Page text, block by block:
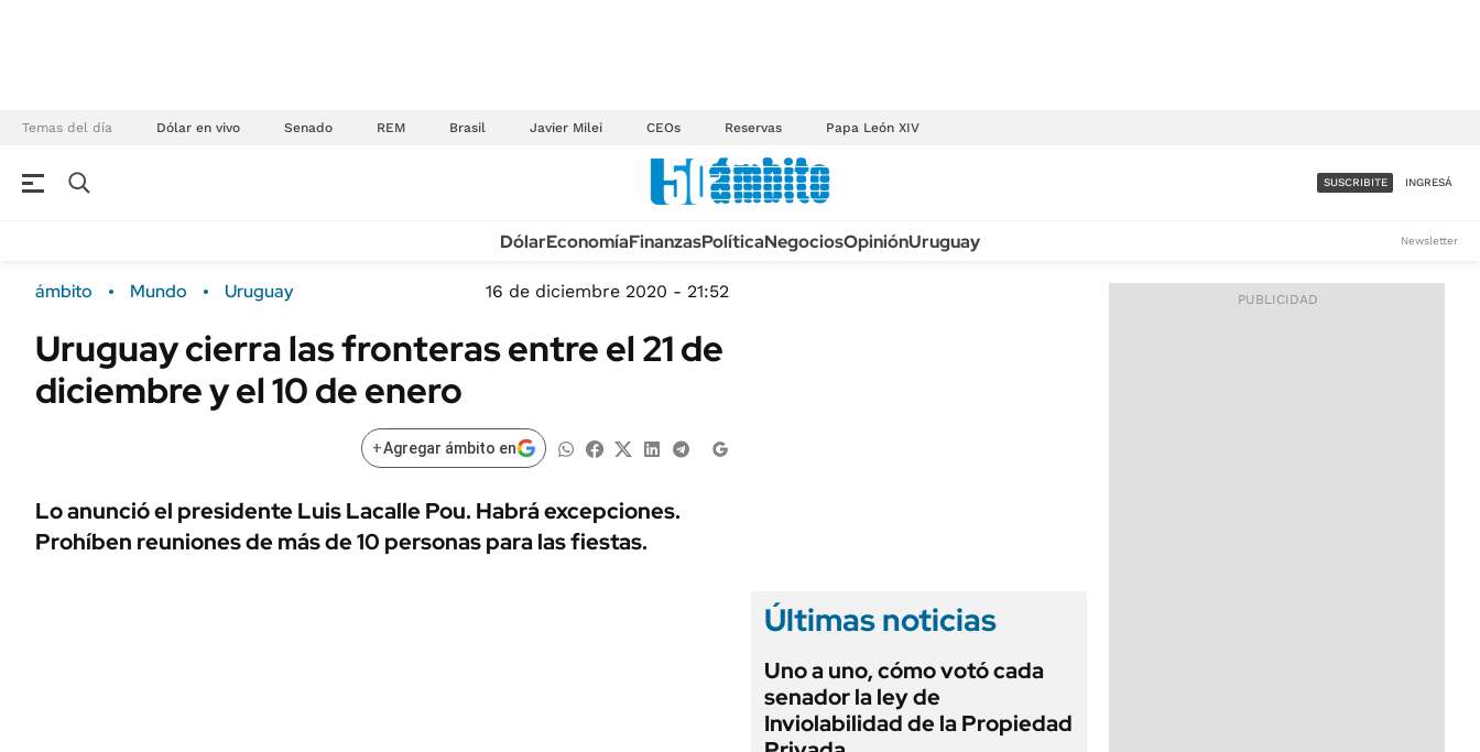
Temas del día Dólar en vivo Senado REM Brasil Javier Milei CEOs Reservas Papa León XIV
Campo
FINANZAS
ÁMBITO DEBATE
MEDIAKIT AMBITO DEBATE
Sustentabilidad
Seguros
POLÍTICA
TECNOLOGÍA
MÉXICO
MUNDO
LIFESTYLE
AUTOS
ACCESO FULL - $1.800/MES
SUSCRIBITE INGRESÁ
DólarEconomíaFinanzasPolíticaNegociosOpiniónUruguay Newsletter
ámbito Mundo Uruguay 16 de diciembre 2020 - 21:52
Uruguay cierra las fronteras entre el 21 de
diciembre y el 10 de enero
+Agregar ámbito en
Lo anunció el presidente Luis Lacalle Pou. Habrá excepciones.
Prohíben reuniones de más de 10 personas para las fiestas.
Últimas noticias
Uno a uno, cómo votó cada
senador la ley de
Inviolabilidad de la Propiedad